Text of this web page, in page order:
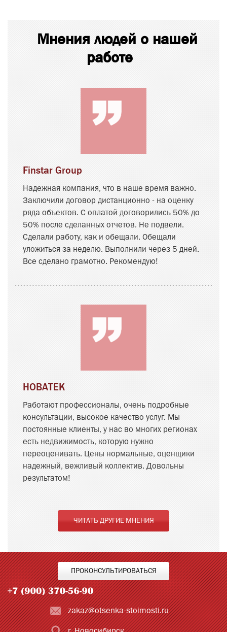
Мнения людей о нашей
работе
Finstar Group
Надежная компания, что в наше время важно.
Заключили договор дистанционно - на оценку
ряда объектов. С оплатой договорились 50% до
50% после сделанных отчетов. Не подвели.
Сделали работу, как и обещали. Обещали
уложиться за неделю. Выполнили через 5 дней.
Все сделано грамотно. Рекомендую!
НОВАТЕК
Работают профессионалы, очень подробные
консультации, высокое качество услуг. Мы
постоянные клиенты, у нас во многих регионах
есть недвижимость, которую нужно
переоценивать. Цены нормальные, оценщики
надежный, вежливый коллектив. Довольны
результатом!
ЧИТАТЬ ДРУГИЕ МНЕНИЯ
ПРОКОНСУЛЬТИРОВАТЬСЯ
zakaz@otsenka-stoimosti.ru